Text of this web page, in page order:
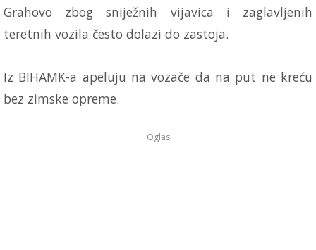
Grahovo zbog sniježnih vijavica i zaglavljenih
teretnih vozila često dolazi do zastoja.
Iz BIHAMK-a apeluju na vozače da na put ne kreću
bez zimske opreme.
Oglas